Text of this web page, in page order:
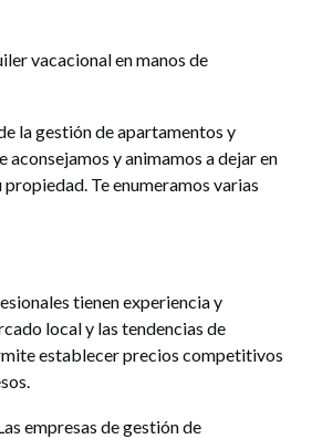
vacacional en manos de
la gestión de apartamentos y
aconsejamos y animamos a dejar en
Te enumeramos varias
tienen experiencia y
local y las tendencias de
establecer precios competitivos
empresas de gestión de